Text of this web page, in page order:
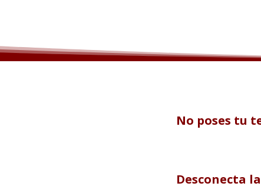
No poses tu
Desconecta